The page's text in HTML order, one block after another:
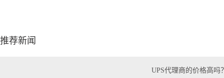
推荐新闻
UPS代理商的价格高吗